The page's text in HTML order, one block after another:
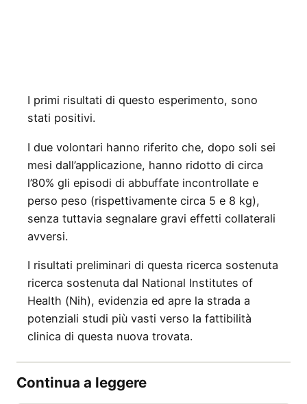
I primi risultati di questo esperimento, sono
stati positivi.
I due volontari hanno riferito che, dopo soli sei
mesi dall’applicazione, hanno ridotto di circa
l’80% gli episodi di abbuffate incontrollate e
perso peso (rispettivamente circa 5 e 8 kg),
senza tuttavia segnalare gravi effetti collaterali
avversi.
I risultati preliminari di questa ricerca sostenuta
ricerca sostenuta dal National Institutes of
Health (Nih), evidenzia ed apre la strada a
potenziali studi più vasti verso la fattibilità
clinica di questa nuova trovata.
Continua a leggere